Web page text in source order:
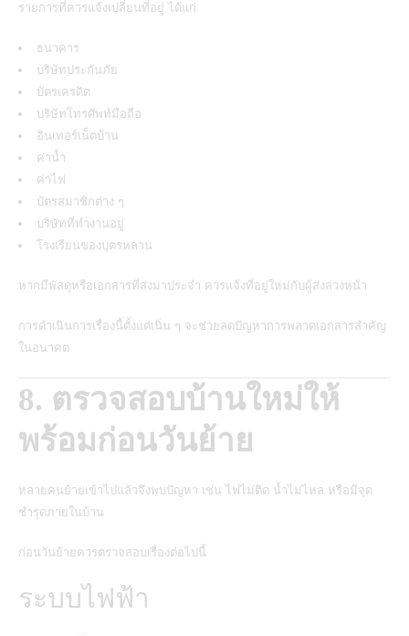
รายการที่ควรแจ้งเปลี่ยนที่อยู่ ได้แก่
ธนาคาร
บริษัทประกันภัย
บัตรเครดิต
บริษัทโทรศัพท์มือถือ
อินเทอร์เน็ตบ้าน
ค่าน้ำ
ค่าไฟ
บัตรสมาชิกต่าง ๆ
บริษัทที่ทำงานอยู่
โรงเรียนของบุตรหลาน
หากมีพัสดุหรือเอกสารที่ส่งมาประจำ ควรแจ้งที่อยู่ใหม่กับผู้ส่งล่วงหน้า
การดำเนินการเรื่องนี้ตั้งแต่เนิ่น ๆ จะช่วยลดปัญหาการพลาดเอกสารสำคัญ
ในอนาคต
8. ตรวจสอบบ้านใหม่ให้
พร้อมก่อนวันย้าย
หลายคนย้ายเข้าไปแล้วจึงพบปัญหา เช่น ไฟไม่ติด น้ำไม่ไหล หรือมีจุด
ชำรุดภายในบ้าน
ก่อนวันย้ายควรตรวจสอบเรื่องต่อไปนี้
ระบบไฟฟ้า